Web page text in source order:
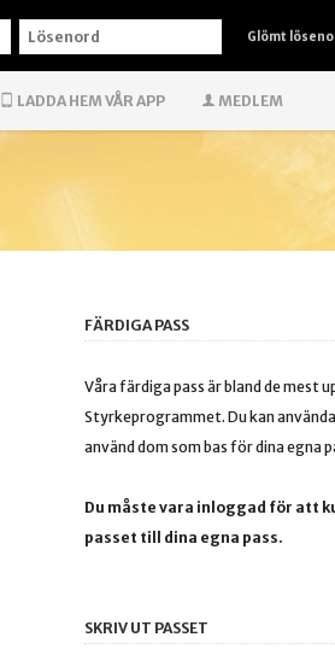
LÖSENORD Glömt
LADDA HEM VÅR APP MEDLEM
FÄRDIGA PASS
Våra färdiga pass är bland de mest
Styrkeprogrammet. Du kan
använd dom som bas för dina egna
Du måste vara inloggad för att
passet till dina egna pass.
SKRIV UT PASSET